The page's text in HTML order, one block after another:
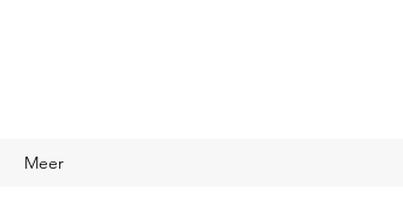
Meer